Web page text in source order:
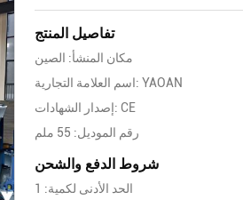
تفاصيل المنتج
مكان المنشأ: الصين
اسم العلامة التجارية: YAOAN
إصدار الشهادات: CE
رقم الموديل: 55 ملم
شروط الدفع والشحن
الحد الأدنى لكمية: 1